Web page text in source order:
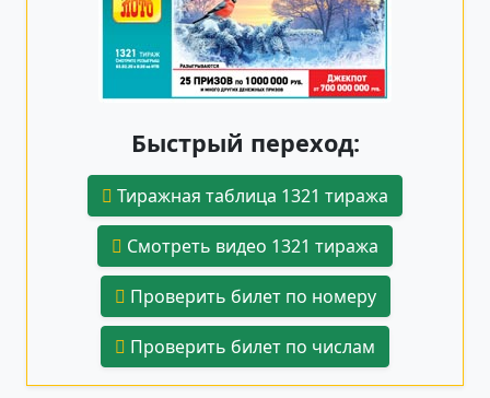
Быстрый переход:
Тиражная таблица 1321 тиража
Смотреть видео 1321 тиража
Проверить билет по номеру
Проверить билет по числам